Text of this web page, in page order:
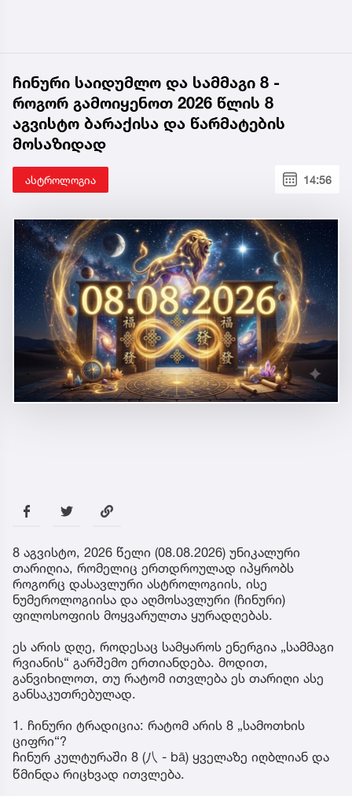
ჩინური საიდუმლო და სამმაგი 8 -
როგორ გამოიყენოთ 2026 წლის 8
აგვისტო ბარაქისა და წარმატების
მოსაზიდად
ასტროლოგია 14:56
8 აგვისტო, 2026 წელი (08.08.2026) უნიკალური
თარიღია, რომელიც ერთდროულად იპყრობს
როგორც დასავლური ასტროლოგიის, ისე
ნუმეროლოგიისა და აღმოსავლური (ჩინური)
ფილოსოფიის მოყვარულთა ყურადღებას.
ეს არის დღე, როდესაც სამყაროს ენერგია „სამმაგი
რვიანის“ გარშემო ერთიანდება. მოდით,
განვიხილოთ, თუ რატომ ითვლება ეს თარიღი ასე
განსაკუთრებულად.
1. ჩინური ტრადიცია: რატომ არის 8 „სამოთხის
ციფრი“?
ჩინურ კულტურაში 8 (八 - bā) ყველაზე იღბლიან და
წმინდა რიცხვად ითვლება.